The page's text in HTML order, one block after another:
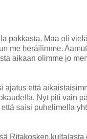
pakkasta. Maa oli
me heräilimme.
aikaan olimme jo
ajatus että
Nyt piti vain
saisi puhelimella
Ritakosken kultalasta